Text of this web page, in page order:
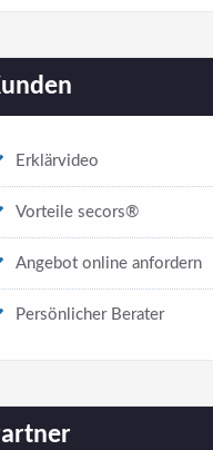
Erklärvideo
Vorteile secors®
Angebot online anfordern
Persönlicher Berater